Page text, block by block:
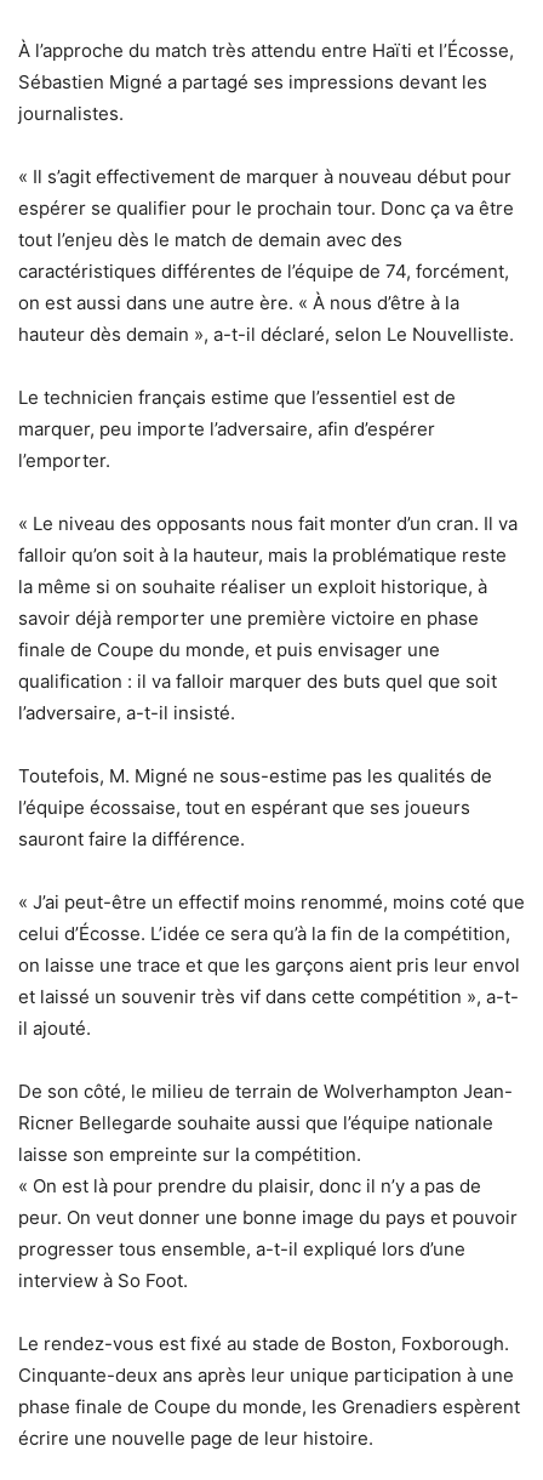
À l’approche du match très attendu entre Haïti et l’Écosse,
Sébastien Migné a partagé ses impressions devant les
journalistes.
« Il s’agit effectivement de marquer à nouveau début pour
espérer se qualifier pour le prochain tour. Donc ça va être
tout l’enjeu dès le match de demain avec des
caractéristiques différentes de l’équipe de 74, forcément,
on est aussi dans une autre ère. « À nous d’être à la
hauteur dès demain », a-t-il déclaré, selon Le Nouvelliste.
Le technicien français estime que l’essentiel est de
marquer, peu importe l’adversaire, afin d’espérer
l’emporter.
« Le niveau des opposants nous fait monter d’un cran. Il va
falloir qu’on soit à la hauteur, mais la problématique reste
la même si on souhaite réaliser un exploit historique, à
savoir déjà remporter une première victoire en phase
finale de Coupe du monde, et puis envisager une
qualification : il va falloir marquer des buts quel que soit
l’adversaire, a-t-il insisté.
Toutefois, M. Migné ne sous-estime pas les qualités de
l’équipe écossaise, tout en espérant que ses joueurs
sauront faire la différence.
« J’ai peut-être un effectif moins renommé, moins coté que
celui d’Écosse. L’idée ce sera qu’à la fin de la compétition,
on laisse une trace et que les garçons aient pris leur envol
et laissé un souvenir très vif dans cette compétition », a-t-
il ajouté.
De son côté, le milieu de terrain de Wolverhampton Jean-
Ricner Bellegarde souhaite aussi que l’équipe nationale
laisse son empreinte sur la compétition.
« On est là pour prendre du plaisir, donc il n’y a pas de
peur. On veut donner une bonne image du pays et pouvoir
progresser tous ensemble, a-t-il expliqué lors d’une
interview à So Foot.
Le rendez-vous est fixé au stade de Boston, Foxborough.
Cinquante-deux ans après leur unique participation à une
phase finale de Coupe du monde, les Grenadiers espèrent
écrire une nouvelle page de leur histoire.